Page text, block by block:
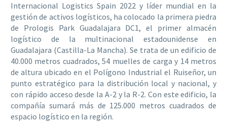
Internacional Logistics Spain 2022 y líder mundial en la
gestión de activos logísticos, ha colocado la primera piedra
de Prologis Park Guadalajara DC1, el primer almacén
logístico de la multinacional estadounidense en
Guadalajara (Castilla-La Mancha). Se trata de un edificio de
40.000 metros cuadrados, 54 muelles de carga y 14 metros
de altura ubicado en el Polígono Industrial el Ruiseñor, un
punto estratégico para la distribución local y nacional, y
con rápido acceso desde la A-2 y la R-2. Con este edificio, la
compañía sumará más de 125.000 metros cuadrados de
espacio logístico en la región.